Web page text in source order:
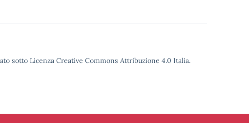
sotto Licenza Creative Commons Attribuzione 4.0 Italia.